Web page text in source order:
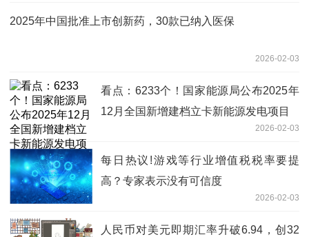
2025年中国批准上市创新药，30款已纳入医保
2026-02-03
看点：6233个！国家能源局公布2025年
12月全国新增建档立卡新能源发电项目
2026-02-03
每日热议!游戏等行业增值税税率要提
高？专家表示没有可信度
2026-02-03
人民币对美元即期汇率升破6.94，创32